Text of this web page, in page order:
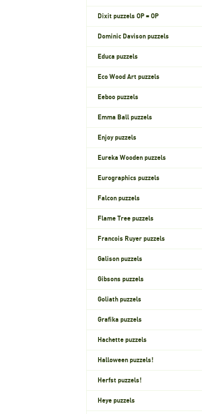
Dixit puzzels OP = OP
Dominic Davison puzzels
Educa puzzels
Eco Wood Art puzzels
Eeboo puzzels
Emma Ball puzzels
Enjoy puzzels
Eureka Wooden puzzels
Eurographics puzzels
Falcon puzzels
Flame Tree puzzels
Francois Ruyer puzzels
Galison puzzels
Gibsons puzzels
Goliath puzzels
Grafika puzzels
Hachette puzzels
Halloween puzzels!
Herfst puzzels!
Heye puzzels